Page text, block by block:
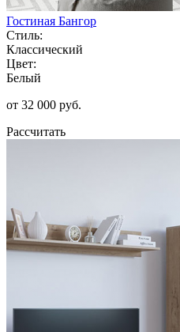
Гостиная Бангор
Стиль:
Классический
Цвет:
Белый
от 32 000 руб.
Рассчитать